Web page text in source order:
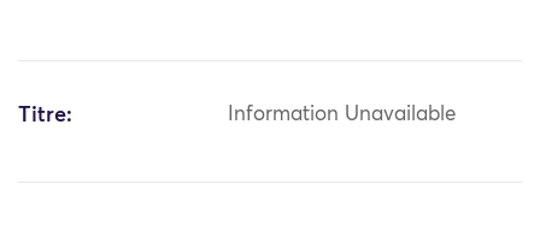
Titre: Information Unavailable